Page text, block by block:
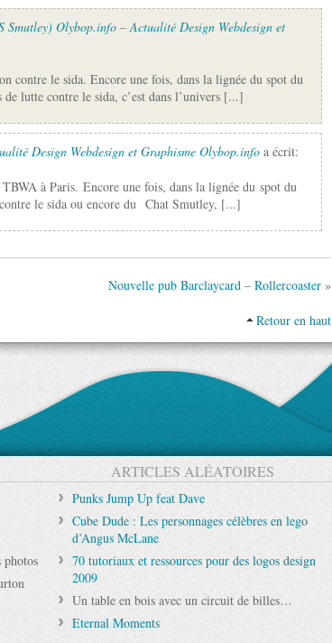
Olybop.info – Actualité Design Webdesign et
contre le sida. Encore une fois, dans la lignée du spot du
lutte contre le sida, c’est dans l’univers [...]
Design Webdesign et Graphisme Olybop.info a écrit:
à Paris. Encore une fois, dans la lignée du spot du
le sida ou encore du Chat Smutley, [...]
Nouvelle pub Barclaycard – Rollercoaster »
Retour en haut
photos
ARTICLES ALÉATOIRES
Punks Jump Up feat Dave
Cube Dude : Les personnages célèbres en lego
d’Angus McLane
70 tutoriaux et ressources pour des logos design
2009
Un table en bois avec un circuit de billes…
Eternal Moments